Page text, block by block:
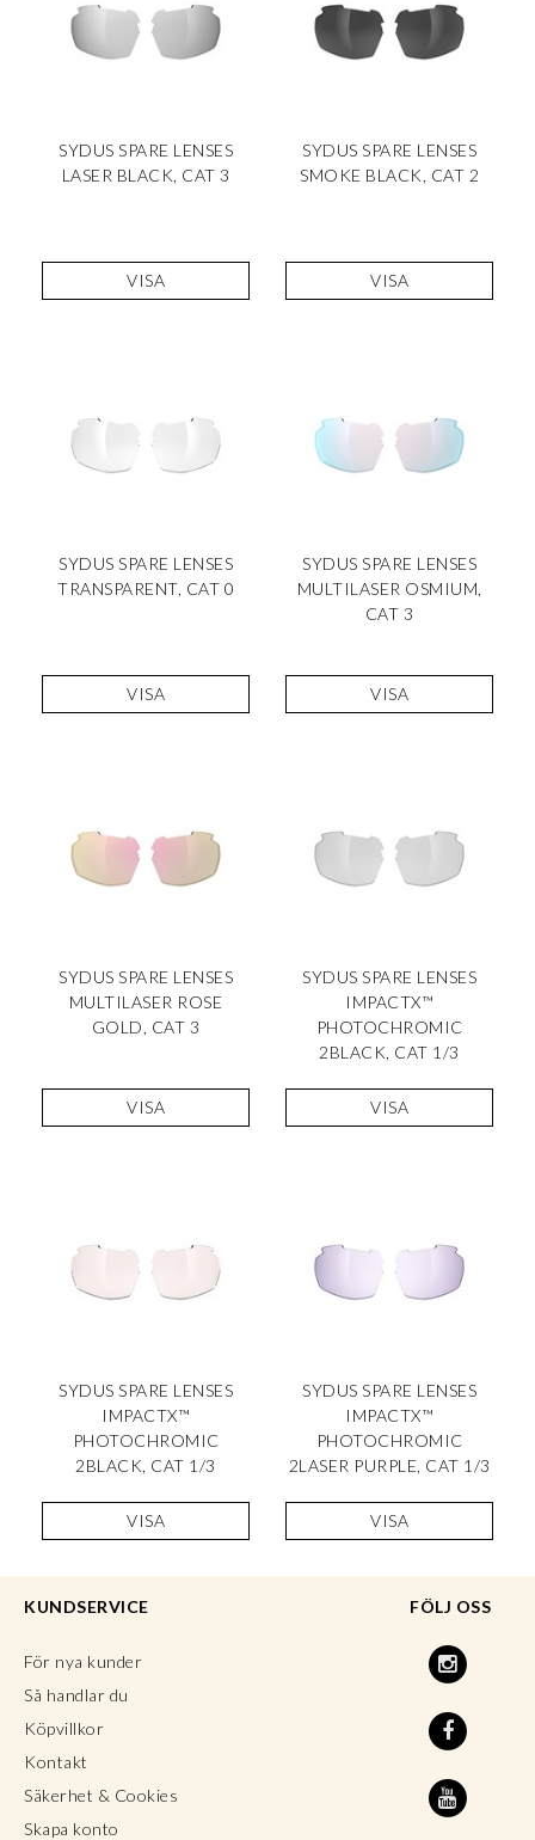
SYDUS SPARE LENSES
LASER BLACK, CAT 3
VISA
SYDUS SPARE LENSES
SMOKE BLACK, CAT 2
VISA
SYDUS SPARE LENSES
TRANSPARENT, CAT 0
VISA
SYDUS SPARE LENSES
MULTILASER OSMIUM,
CAT 3
VISA
SYDUS SPARE LENSES
MULTILASER ROSE
GOLD, CAT 3
VISA
SYDUS SPARE LENSES
IMPACTX™
PHOTOCHROMIC
2BLACK, CAT 1/3
VISA
SYDUS SPARE LENSES
IMPACTX™
PHOTOCHROMIC
2BLACK, CAT 1/3
VISA
SYDUS SPARE LENSES
IMPACTX™
PHOTOCHROMIC
2LASER PURPLE, CAT 1/3
VISA
FÖLJ OSS
KUNDSERVICE
För nya kunder
Så handlar du
Köpvillkor
Kontakt
Säkerhet & Cookies
Skapa konto